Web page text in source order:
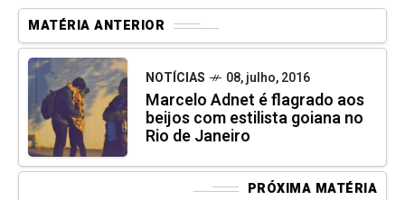
MATÉRIA ANTERIOR
NOTÍCIAS 08, julho, 2016
Marcelo Adnet é flagrado aos
beijos com estilista goiana no
Rio de Janeiro
PRÓXIMA MATÉRIA